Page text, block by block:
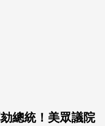
總統！美眾議院